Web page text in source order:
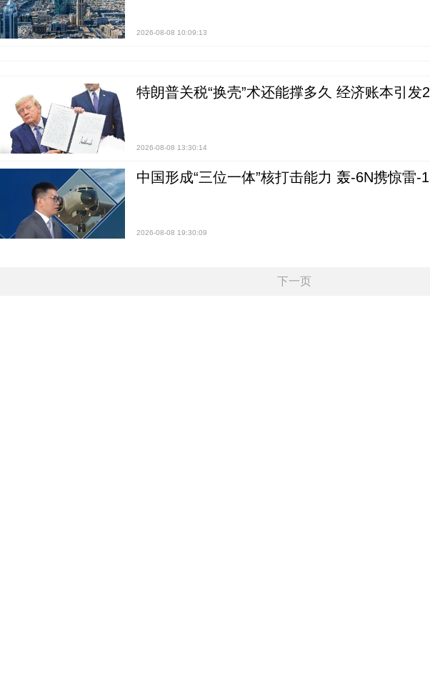
2026-08-08 10:09:13
特朗普关税“换壳”术还能撑多久 经济账本引发
2026-08-08 13:30:14
中国形成“三位一体”核打击能力 轰-6N携惊雷-
2026-08-08 19:30:09
下一页